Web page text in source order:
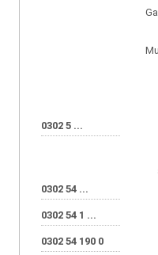
0302 5 ...
0302 54 ...
0302 54 1 ...
0302 54 190 0